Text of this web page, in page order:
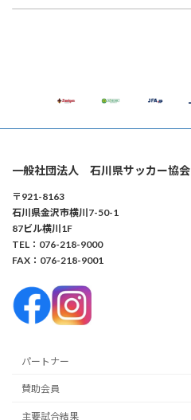
一般社団法人 石川県サッカー協会
〒921-8163
石川県金沢市横川7-50-1
87ビル横川1F
TEL：076-218-9000
FAX：076-218-9001
パートナー
賛助会員
主要試合結果